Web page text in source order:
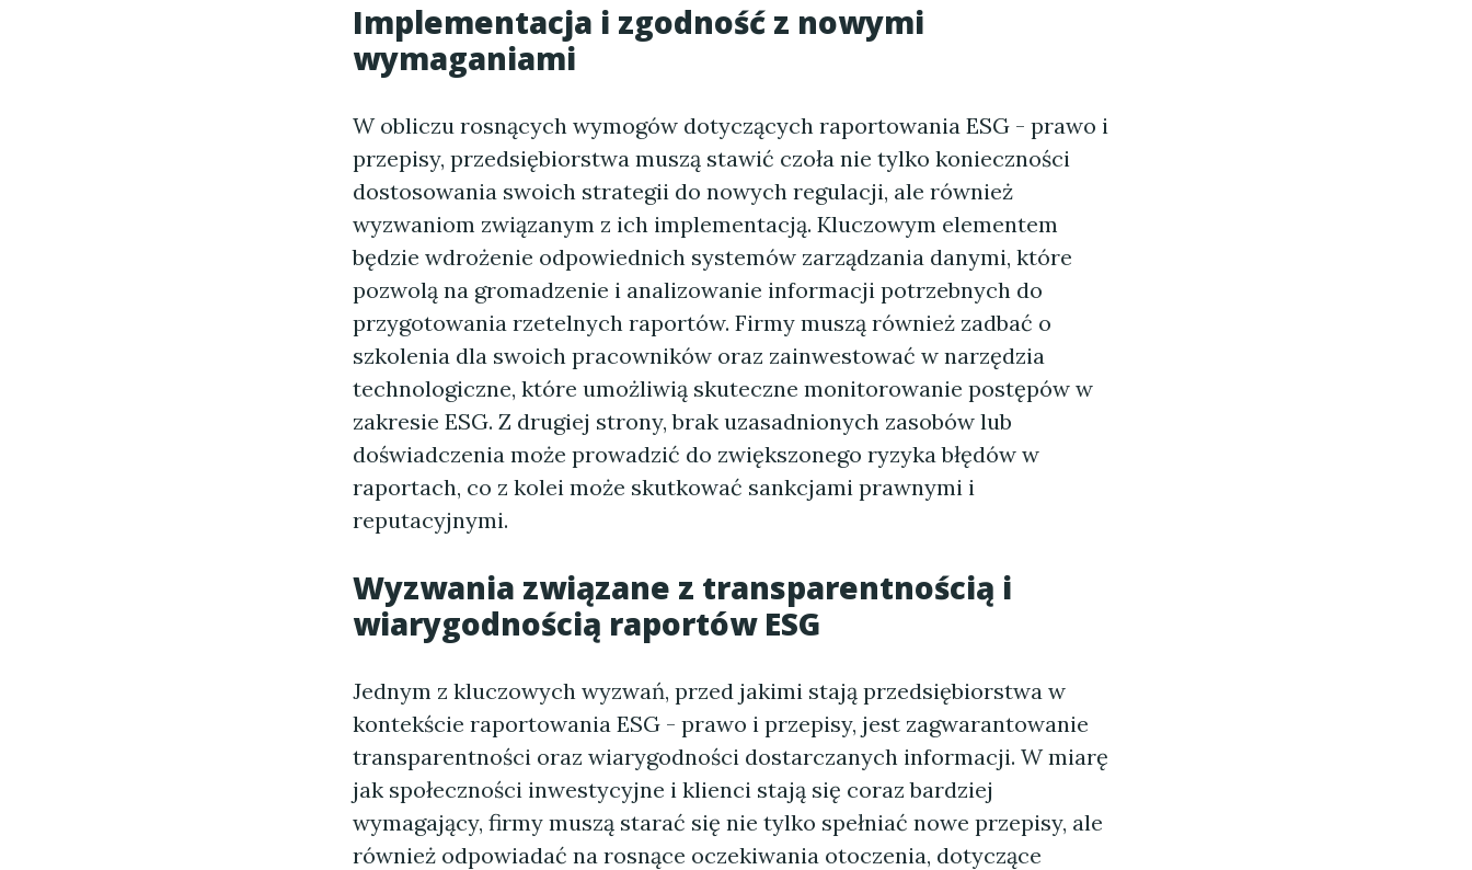
Implementacja i zgodność z nowymi
wymaganiami
W obliczu rosnących wymogów dotyczących raportowania ESG - prawo i
przepisy, przedsiębiorstwa muszą stawić czoła nie tylko konieczności
dostosowania swoich strategii do nowych regulacji, ale również
wyzwaniom związanym z ich implementacją. Kluczowym elementem
będzie wdrożenie odpowiednich systemów zarządzania danymi, które
pozwolą na gromadzenie i analizowanie informacji potrzebnych do
przygotowania rzetelnych raportów. Firmy muszą również zadbać o
szkolenia dla swoich pracowników oraz zainwestować w narzędzia
technologiczne, które umożliwią skuteczne monitorowanie postępów w
zakresie ESG. Z drugiej strony, brak uzasadnionych zasobów lub
doświadczenia może prowadzić do zwiększonego ryzyka błędów w
raportach, co z kolei może skutkować sankcjami prawnymi i
reputacyjnymi.
Wyzwania związane z transparentnością i
wiarygodnością raportów ESG
Jednym z kluczowych wyzwań, przed jakimi stają przedsiębiorstwa w
kontekście raportowania ESG - prawo i przepisy, jest zagwarantowanie
transparentności oraz wiarygodności dostarczanych informacji. W miarę
jak społeczności inwestycyjne i klienci stają się coraz bardziej
wymagający, firmy muszą starać się nie tylko spełniać nowe przepisy, ale
również odpowiadać na rosnące oczekiwania otoczenia, dotyczące